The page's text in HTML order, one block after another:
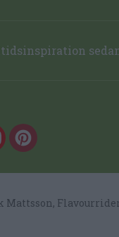
sedan
Mattsson,